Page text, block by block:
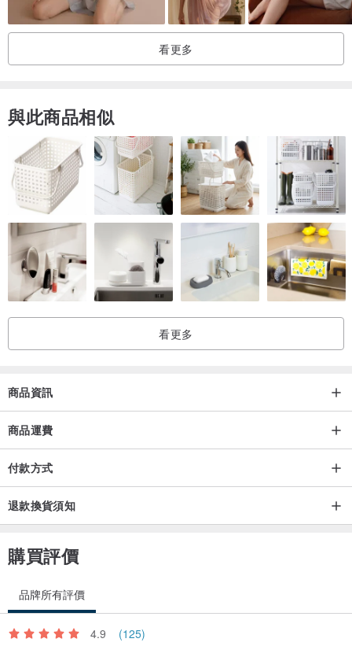
國內免費送貨。 （註冊表）大約需要3-5個工作日。
將產品發送到海外（運費）需要10到15天（掛號航空郵件寄送）
看更多
與此商品相似
看更多
商品資訊
商品運費
付款方式
退款換貨須知
購買評價
品牌所有評價
4.9 (125)